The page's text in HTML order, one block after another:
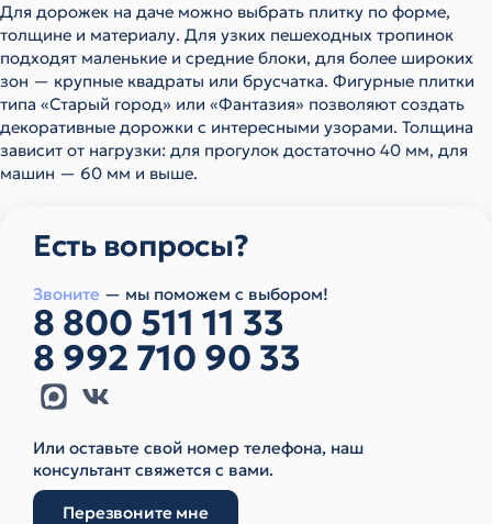
Для дорожек на даче можно выбрать плитку по форме,
толщине и материалу. Для узких пешеходных тропинок
подходят маленькие и средние блоки, для более широких
зон — крупные квадраты или брусчатка. Фигурные плитки
типа «Старый город» или «Фантазия» позволяют создать
декоративные дорожки с интересными узорами. Толщина
зависит от нагрузки: для прогулок достаточно 40 мм, для
машин — 60 мм и выше.
Есть вопросы?
Звоните — мы поможем с выбором!
8 800 511 11 33
8 992 710 90 33
Или оставьте свой номер телефона, наш
консультант свяжется с вами.
Перезвоните мне